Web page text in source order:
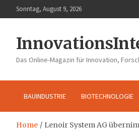
to
Sonntag, August 9, 2026
Das Online-Magazin für Innovation,
BAUINDUSTRIE BIOTECHNOLOGIE
Home Lenoir System AG